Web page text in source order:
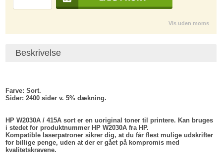
Vis uden moms
Beskrivelse
Farve: Sort.
Sider: 2400 sider v. 5% dækning.
HP W2030A / 415A sort er en uoriginal toner til printere. Kan bruges
i stedet for produktnummer HP W2030A fra HP.
Kompatible laserpatroner sikrer dig, at du får flest mulige udskrifter
for billige penge, uden at der er gået på kompromis med
kvalitetskravene.